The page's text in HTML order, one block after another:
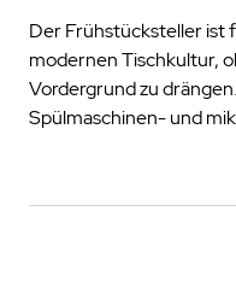
Der Frühstücksteller ist
modernen Tischkultur,
Vordergrund zu
Spülmaschinen- und